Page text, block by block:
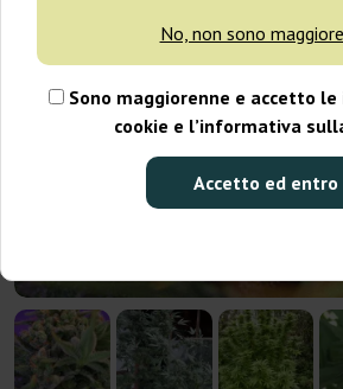
No, non sono
Sono maggiorenne e accetto
cookie e l’informativa
Accetto ed entro